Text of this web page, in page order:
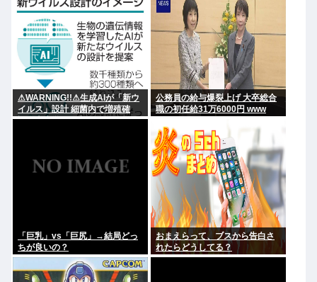
⚠WARNING!!⚠生成AIが「新ウ
イルス」設計 細菌内で増殖確
認、米大学が研究
公務員の給与爆裂上げ 大卒総合
職の初任給31万6000円 www
「巨乳」vs「巨尻」→結局どっ
ちが良いの？
おまえらって、ブスから告白さ
れたらどうしてる？